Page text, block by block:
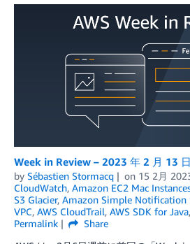
Week in Review – 2023 年 2 月 13 日
by Sébastien Stormacq on 15 2月
CloudWatch, Amazon EC2 Mac
S3 Glacier, Amazon Simple Notification
VPC, AWS CloudTrail, AWS SDK for Java,
Permalink
Share